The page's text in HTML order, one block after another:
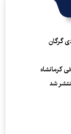
گرگان
کرمانشاه
شد